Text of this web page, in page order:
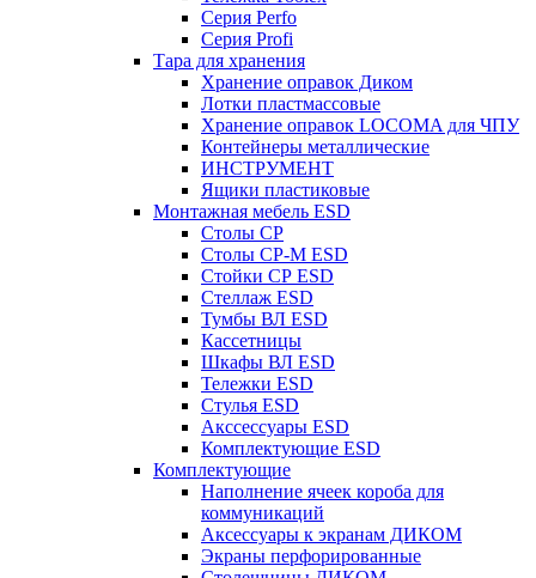
Серия Perfo
Серия Profi
Тара для хранения
Хранение оправок Диком
Лотки пластмассовые
Хранение оправок LOCOMA для ЧПУ
Контейнеры металлические
ИНСТРУМЕНТ
Ящики пластиковые
Монтажная мебель ESD
Столы СР
Столы СР-М ESD
Стойки СР ESD
Стеллаж ESD
Тумбы ВЛ ESD
Кассетницы
Шкафы ВЛ ESD
Тележки ESD
Стулья ESD
Акссессуары ESD
Комплектующие ESD
Комплектующие
Наполнение ячеек короба для
коммуникаций
Аксессуары к экранам ДИКОМ
Экраны перфорированные